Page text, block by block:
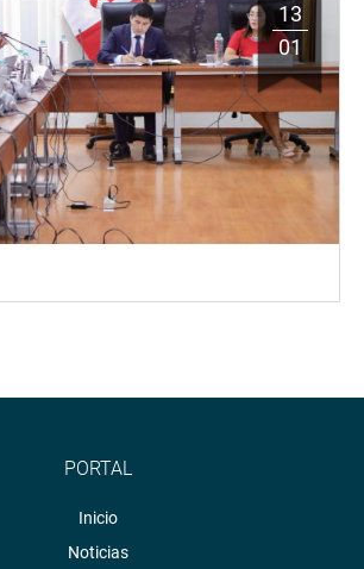
13
01
PORTAL
Inicio
Noticias